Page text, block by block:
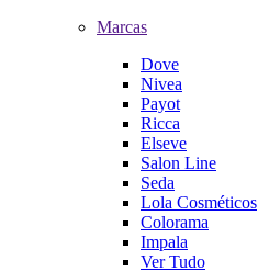
Marcas
Dove
Nivea
Payot
Ricca
Elseve
Salon Line
Seda
Lola Cosméticos
Colorama
Impala
Ver Tudo